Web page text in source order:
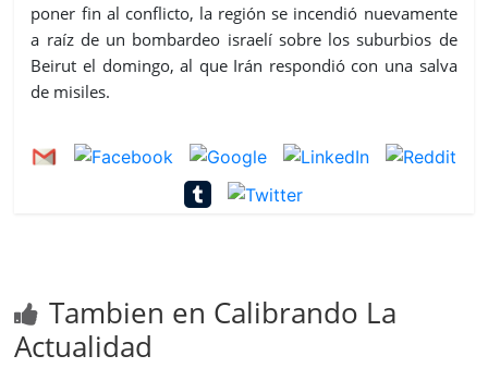
poner fin al conflicto, la región se incendió nuevamente
a raíz de un bombardeo israelí sobre los suburbios de
Beirut el domingo, al que Irán respondió con una salva
de misiles.
Tambien en Calibrando La
Actualidad